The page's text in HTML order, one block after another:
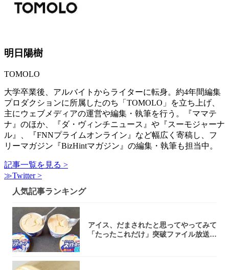
明日陽樹
TOMOLO
大学卒業後、アルバイトからライターに転身。約4年間編集
プロダクションに所属したのち「TOMOLO」を立ち上げ、
主にウェブメディアの運営や編集・執筆を行う。『ママテ
ナ』のほか、『ダ・ヴィンチニュース』や『スーモジャーナ
ル』、『FNNプライムオンライン』など幅広く寄稿し、フ
リーマガジン『BizHintマガジン』の編集・執筆も担当中。
記事一覧を見る >
≫Twitter >
人気記事ランキング
アイス、だまされたと思ってやってみて
「たったこれだけ」突破ファイル放送で